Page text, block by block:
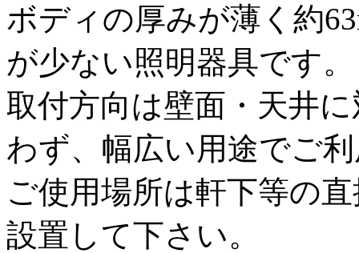
ボディの厚みが薄く約
が少ない照明器具です。
取付方向は壁面・天井
わず、幅広い用途でご
ご使用場所は軒下等の
設置して下さい。